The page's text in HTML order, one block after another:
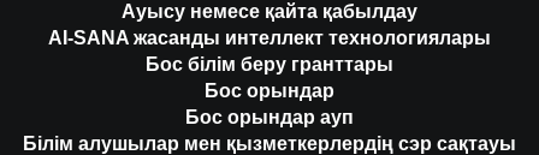
Ауысу немесе қайта қабылдау
AI-SANA жасанды интеллект технологиялары
Бос білім беру гранттары
Бос орындар
Бос орындар ауп
Білім алушылар мен қызметкерлердің сэр сақтауы